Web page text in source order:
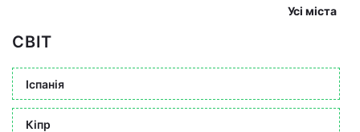
Усі міста
СВІТ
Іспанія
Кіпр